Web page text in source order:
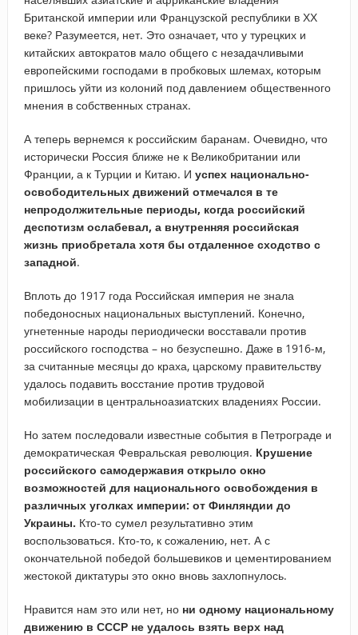
Британской империи или Французской республики в ХХ
веке? Разумеется, нет. Это означает, что у турецких и
китайских автократов мало общего с незадачливыми
европейскими господами в пробковых шлемах, которым
пришлось уйти из колоний под давлением общественного
мнения в собственных странах.
А теперь вернемся к российским баранам. Очевидно, что
исторически Россия ближе не к Великобритании или
Франции, а к Турции и Китаю. И успех национально-
освободительных движений отмечался в те
непродолжительные периоды, когда российский
деспотизм ослабевал, а внутренняя российская
жизнь приобретала хотя бы отдаленное сходство с
западной.
Вплоть до 1917 года Российская империя не знала
победоносных национальных выступлений. Конечно,
угнетенные народы периодически восставали против
российского господства – но безуспешно. Даже в 1916-м,
за считанные месяцы до краха, царскому правительству
удалось подавить восстание против трудовой
мобилизации в центральноазиатских владениях России.
Но затем последовали известные события в Петрограде и
демократическая Февральская революция. Крушение
российского самодержавия открыло окно
возможностей для национального освобождения в
различных уголках империи: от Финляндии до
Украины. Кто-то сумел результативно этим
воспользоваться. Кто-то, к сожалению, нет. А с
окончательной победой большевиков и цементированием
жестокой диктатуры это окно вновь захлопнулось.
Нравится нам это или нет, но ни одному национальному
движению в СССР не удалось взять верх над